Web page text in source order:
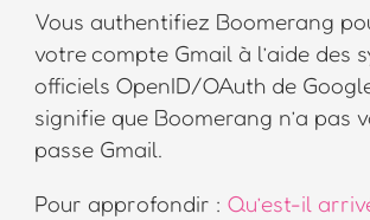
Vous authentifiez Boomerang
votre compte Gmail à l’aide des
officiels OpenID/OAuth de
signifie que Boomerang n’a pas
passe Gmail.
Pour approfondir : Qu’est-il